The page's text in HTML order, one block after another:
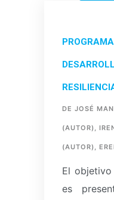
DE JOSÉ
(AUTOR),
(AUTOR),
El
es